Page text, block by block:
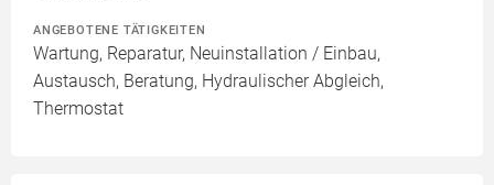
ANGEBOTENE TÄTIGKEITEN
Wartung, Reparatur, Neuinstallation / Einbau,
Austausch, Beratung, Hydraulischer Abgleich,
Thermostat